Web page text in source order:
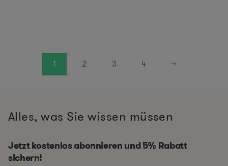
1 2 3 4 →
Alles, was Sie wissen müssen
Jetzt kostenlos abonnieren und 5% Rabatt
sichern!